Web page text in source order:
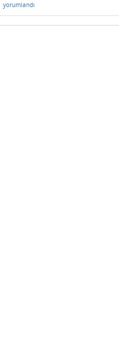
yorumlandı